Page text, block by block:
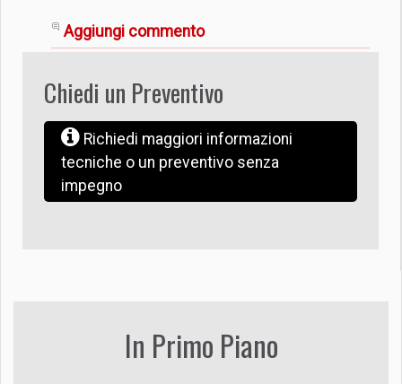
Aggiungi commento
Chiedi un Preventivo
Richiedi maggiori informazioni
tecniche o un preventivo senza
impegno
In Primo Piano